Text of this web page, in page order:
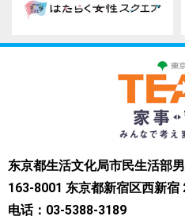
东京都生活文化局市民生活部
163-8001 东京都新宿区西新宿
电话：03-5388-3189